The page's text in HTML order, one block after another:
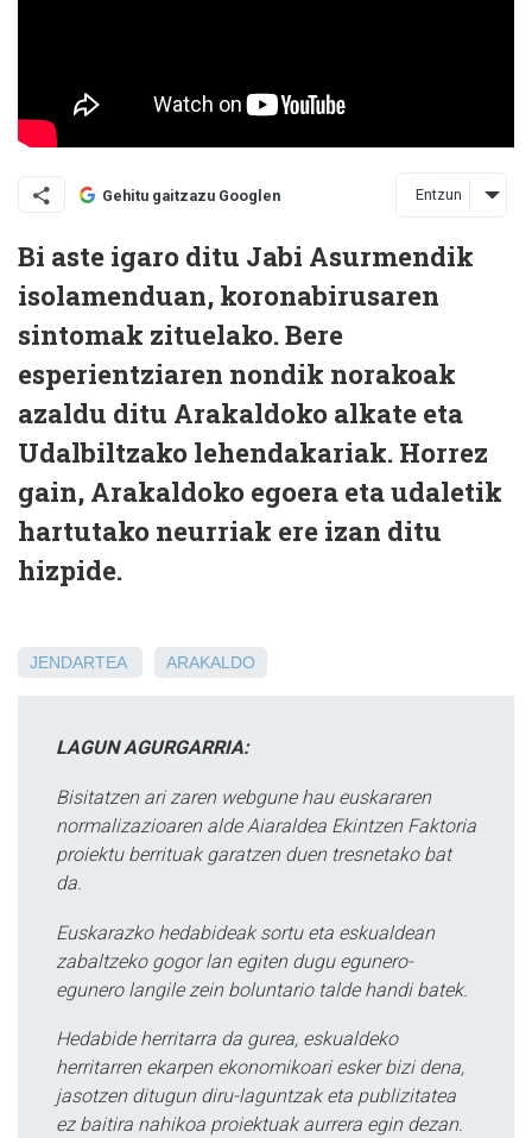
Gehitu gaitzazu Googlen Entzun
Bi aste igaro ditu Jabi Asurmendik
isolamenduan, koronabirusaren
sintomak zituelako. Bere
esperientziaren nondik norakoak
azaldu ditu Arakaldoko alkate eta
Udalbiltzako lehendakariak. Horrez
gain, Arakaldoko egoera eta udaletik
hartutako neurriak ere izan ditu
hizpide.
JENDARTEA ARAKALDO
LAGUN AGURGARRIA:
Bisitatzen ari zaren webgune hau euskararen
normalizazioaren alde Aiaraldea Ekintzen Faktoria
proiektu berrituak garatzen duen tresnetako bat
da.
Euskarazko hedabideak sortu eta eskualdean
zabaltzeko gogor lan egiten dugu egunero-
egunero langile zein boluntario talde handi batek.
Hedabide herritarra da gurea, eskualdeko
herritarren ekarpen ekonomikoari esker bizi dena,
jasotzen ditugun diru-laguntzak eta publizitatea
ez baitira nahikoa proiektuak aurrera egin dezan.